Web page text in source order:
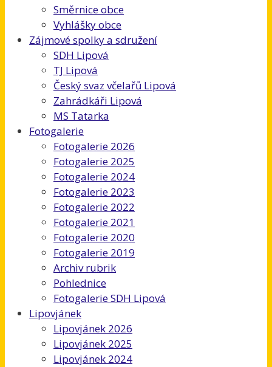
Směrnice obce
Vyhlášky obce
Zájmové spolky a sdružení
SDH Lipová
TJ Lipová
Český svaz včelařů Lipová
Zahrádkáři Lipová
MS Tatarka
Fotogalerie
Fotogalerie 2026
Fotogalerie 2025
Fotogalerie 2024
Fotogalerie 2023
Fotogalerie 2022
Fotogalerie 2021
Fotogalerie 2020
Fotogalerie 2019
Archiv rubrik
Pohlednice
Fotogalerie SDH Lipová
Lipovjánek
Lipovjánek 2026
Lipovjánek 2025
Lipovjánek 2024